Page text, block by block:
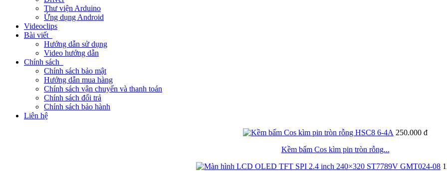
Thư viện Arduino
Ứng dụng Android
Videoclips
Bài viết
Hướng dẫn sử dụng
Video hướng dẫn
Chính sách
Chính sách bảo mật
Hướng dẫn mua hàng
Chính sách vận chuyển và thanh toán
Chính sách đổi trả
Chính sách bảo hành
Liên hệ
250.000 đ
Kềm bấm Cos kìm pin tròn rỗng...